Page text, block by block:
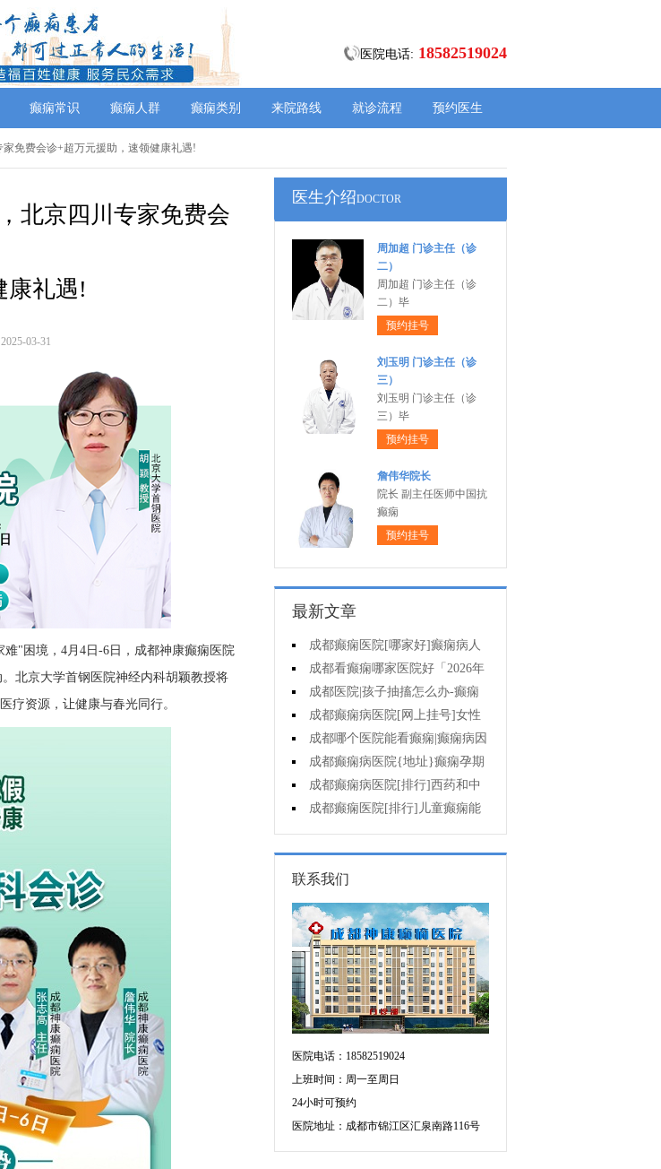
医院电话: 18582519024
癫痫常识 癫痫人群 癫痫类别 来院路线 就诊流程 预约医生
免费会诊+超万元援助，速领健康礼遇!
北京四川专家免费会
康礼遇!
03-31
"困境，4月4日-6日，成都神康癫痫医院
北京大学首钢医院神经内科胡颖教授将
疗资源，让健康与春光同行。
医生介绍DOCTOR
周加超 门诊主任（诊
二）
周加超 门诊主任（诊
二）毕
预约挂号
刘玉明 门诊主任（诊
三）
刘玉明 门诊主任（诊
三）毕
预约挂号
詹伟华院长
院长 副主任医师中国抗
癫痫
预约挂号
最新文章
成都癫痫医院[哪家好]癫痫病人
一定要注意哪些护理问题?
成都看癫痫哪家医院好「2026年
度公布」这些常见的食物能帮助癫
痫治疗!
成都医院|孩子抽搐怎么办-癫痫
性精神障碍的护理措施有哪些?
成都癫痫病医院[网上挂号]女性
癫痫治疗方法有哪些?
成都哪个医院能看癫痫|癫痫病因
治疗?成都癫痫病医院{地址}癫痫孕期
要留意什么?
成都癫痫病医院[排行]西药和中
药治羊癫疯哪个好?
成都癫痫医院[排行]儿童癫痫能
治疗好吗?
联系我们
医院电话：18582519024
上班时间：周一至周日
24小时可预约
医院地址：成都市锦江区汇泉南路116号